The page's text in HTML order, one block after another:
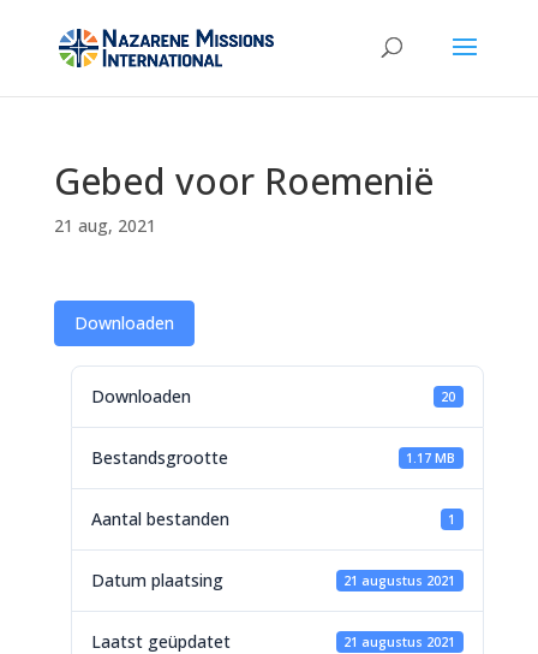
Gebed voor Roemenië
21 aug, 2021
Downloaden
Downloaden 20
Bestandsgrootte 1.17 MB
Aantal bestanden 1
Datum plaatsing 21 augustus 2021
Laatst geüpdatet 21 augustus 2021